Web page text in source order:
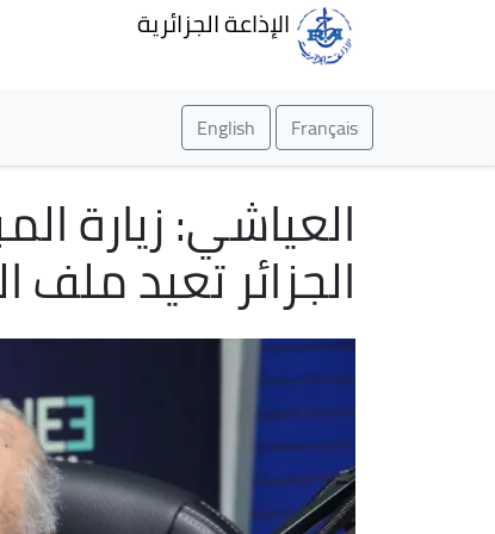
الإذاعة الجزائرية
Français
English
العياشي: زيارة
الجزائر تعيد ملف